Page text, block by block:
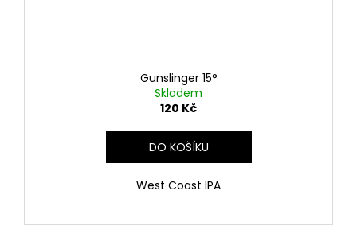
Gunslinger 15°
Skladem
120 Kč
DO KOŠÍKU
West Coast IPA